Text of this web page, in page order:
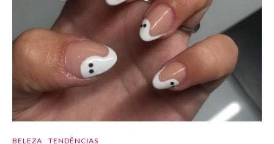
BELEZA TENDÊNCIAS